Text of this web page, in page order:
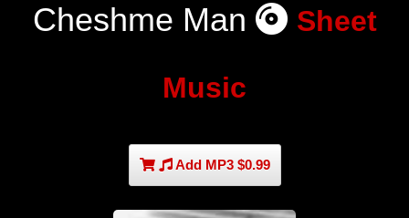
Cheshme Man Sheet
Music
Add MP3 $0.99